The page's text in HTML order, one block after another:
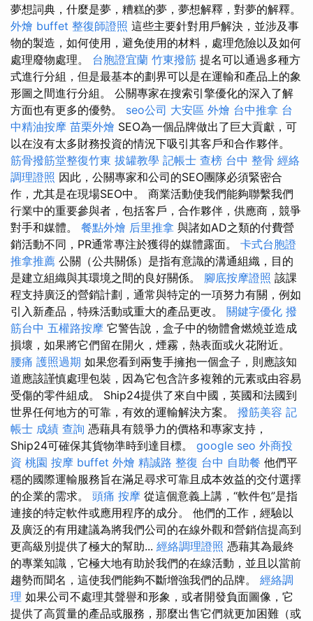
夢想詞典，什麼是夢，糟糕的夢，夢想解釋，對夢的解釋。
外燴 buffet 整復師證照 這些主要針對用戶解決，並涉及事
物的製造，如何使用，避免使用的材料，處理危險以及如何
處理廢物處理。 台胞證宜蘭 竹東撥筋 提名可以通過多種方
式進行分組，但是最基本的劃界可以是在運輸和產品上的象
形圖之間進行分組。 公關專家在搜索引擎優化的深入了解
方面也有更多的優勢。 seo公司 大安區 外燴 台中推拿 台
中精油按摩 苗栗外燴 SEO為一個品牌做出了巨大貢獻，可
以在沒有太多財務投資的情況下吸引其客戶和合作夥伴。
筋骨撥筋堂整復竹東 拔罐教學 記帳士 查榜 台中 整骨 經絡
調理證照 因此，公關專家和公司的SEO團隊必須緊密合
作，尤其是在現場SEO中。 商業活動使我們能夠聯繫我們
行業中的重要參與者，包括客戶，合作夥伴，供應商，競爭
對手和媒體。 餐點外燴 后里推拿 與諸如AD之類的付費營
銷活動不同，PR通常專注於獲得的媒體露面。 卡式台胞證
推拿推薦 公關（公共關係）是指有意識的溝通組織，目的
是建立組織與其環境之間的良好關係。 腳底按摩證照 該課
程支持廣泛的營銷計劃，通常與特定的一項努力有關，例如
引入新產品，特殊活動或重大的產品更改。 關鍵字優化 撥
筋台中 五權路按摩 它警告說，盒子中的物體會燃燒並造成
損壞，如果將它們留在開火，煙霧，熱表面或火花附近。
腰痛 護照過期 如果您看到兩隻手擁抱一個盒子，則應該知
道應該謹慎處理包裝，因為它包含許多複雜的元素或由容易
受傷的零件組成。 Ship24提供了來自中國，英國和法國到
世界任何地方的可靠，有效的運輸解決方案。 撥筋美容 記
帳士 成績 查詢 憑藉具有競爭力的價格和專家支持，
Ship24可確保其貨物準時到達目標。 google seo 外商投
資 桃園 按摩 buffet 外燴 精誠路 整復 台中 自助餐 他們平
穩的國際運輸服務旨在滿足尋求可靠且成本效益的交付選擇
的企業的需求。 頭痛 按摩 從這個意義上講，“軟件包”是指
連接的特定軟件或應用程序的成分。 他們的工作，經驗以
及廣泛的有用建議為將我們公司的在線外觀和營銷信提高到
更高級別提供了極大的幫助... 經絡調理證照 憑藉其為最終
的專業知識，它極大地有助於我們的在線活動，並且以當前
趨勢而聞名，這使我們能夠不斷增強我們的品牌。 經絡調
理 如果公司不處理其聲譽和形象，或者開發負面圖像，它
提供了高質量的產品或服務，那麼出售它們就更加困難（或